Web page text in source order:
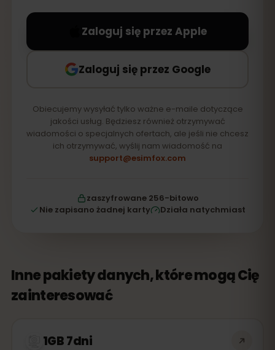
Zaloguj się przez Apple
Zaloguj się przez Google
Obiecujemy wysyłać tylko ważne e-maile dotyczące
jakości usług. Będziesz również otrzymywać
wiadomości o specjalnych ofertach, ale jeśli nie chcesz
ich otrzymywać, wyślij nam wiadomość na
support@esimfox.com
zaszyfrowane 256-bitowo
Nie zapisano żadnej karty
Działa natychmiast
Inne pakiety danych, które mogą Cię
zainteresować
1GB 7dni